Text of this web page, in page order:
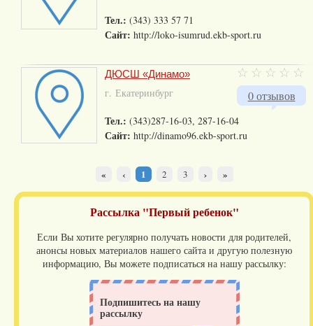
Тел.: (343) 333 57 71
Сайт: http://loko-isumrud.ekb-sport.ru
0 отзывов
ДЮСШ «Динамо»
г. Екатеринбург
Тел.: (343)287-16-03, 287-16-04
Сайт: http://dinamo96.ekb-sport.ru
« ‹ 1 2 3 › »
Рассылка "Первый ребенок"
Если Вы хотите регулярно получать новости для родителей,
анонсы новых материалов нашего сайта и другую полезную
информацию, Вы можете подписаться на нашу рассылку: